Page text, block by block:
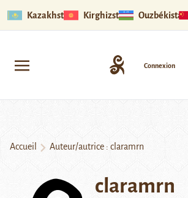
Kazakhstan Kirghizstan Ouzbékistan
Connexion
Accueil Auteur/autrice : claramrn
claramrn